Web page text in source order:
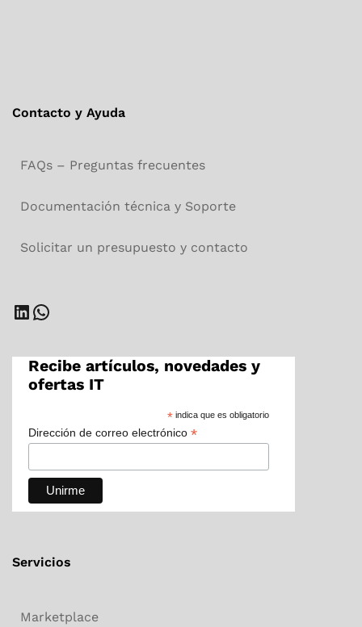
Contacto y Ayuda
FAQs – Preguntas frecuentes
Documentación técnica y Soporte
Solicitar un presupuesto y contacto
LinkedIn
WhatsApp
Recibe artículos, novedades y
ofertas IT
*indica que es obligatorio
Dirección de correo electrónico *
Servicios
Marketplace